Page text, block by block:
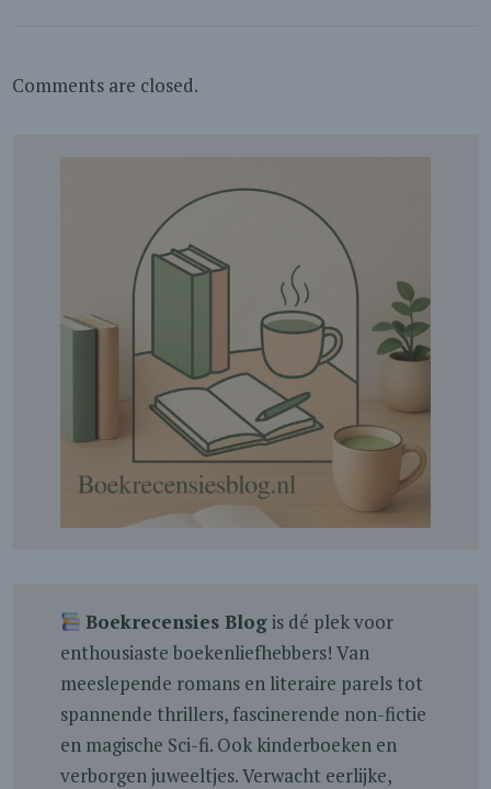
Comments are closed.
Boekrecensies Blogis dé plek voor
enthousiaste boekenliefhebbers! Van
meeslepende romans en literaire parels tot
spannende thrillers, fascinerende non-fictie
en magische Sci-fi. Ook kinderboeken en
verborgen juweeltjes. Verwacht eerlijke,